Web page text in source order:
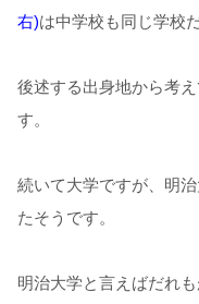
右)は中学校も同じ学校
後述する出身地から考
す。
続いて大学ですが、明
たそうです。
明治大学と言えばだれ